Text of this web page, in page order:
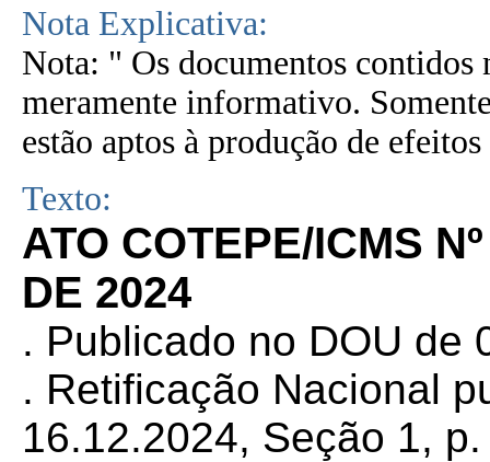
Nota Explicativa:
Nota: " Os documentos contidos
meramente informativo.
estão aptos à produção de
Texto:
ATO COTEPE/ICMS
DE 2024
. Publicado no DOU de
. Retificação Nacional
16.12.2024, Seção 1, p.